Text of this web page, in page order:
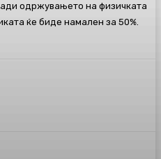
одржувањето на физичката
ќе биде намален за 50%.